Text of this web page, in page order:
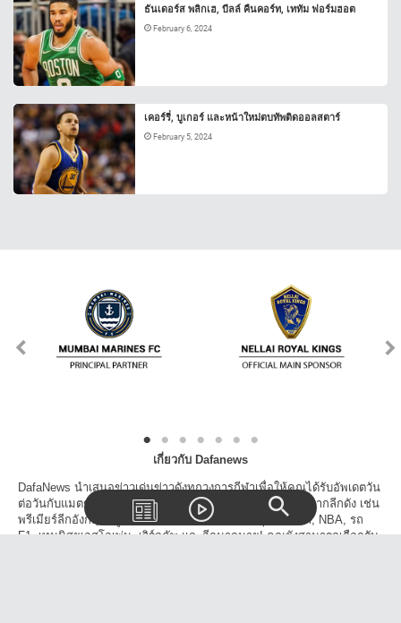
ธันเดอร์ส พลิกเฮ, บีลล์ คืนคอร์ท, เททัม ฟอร์มฮอต
February 6, 2024
เคอร์รี่, บูเกอร์ และหน้าใหม่ตบทัพติดออลสตาร์
February 5, 2024
เกี่ยวกับ Dafanews
DafaNews นำเสนอข่าวเด่นข่าวดังทุกวงการกีฬาเพื่อให้คุณได้รับอัพเดตวัน
ต่อวันกับแมตช์, สกอร์, ตารางแข่งขัน และเรื่องราวน่าสนใจจากลีกดัง เช่น
พรีเมียร์ลีกอังกฤษ, ยูฟ่า แชมเปี้ยนส์ลีก, ลาลีก้า, บุนเดสลีก้า, NBA, รถ
F1, เทนนิสยูเอสโอเพ่น, เวิร์ลคัพ และอีกมากมาย! คุณยังสามารถเลือกรับ